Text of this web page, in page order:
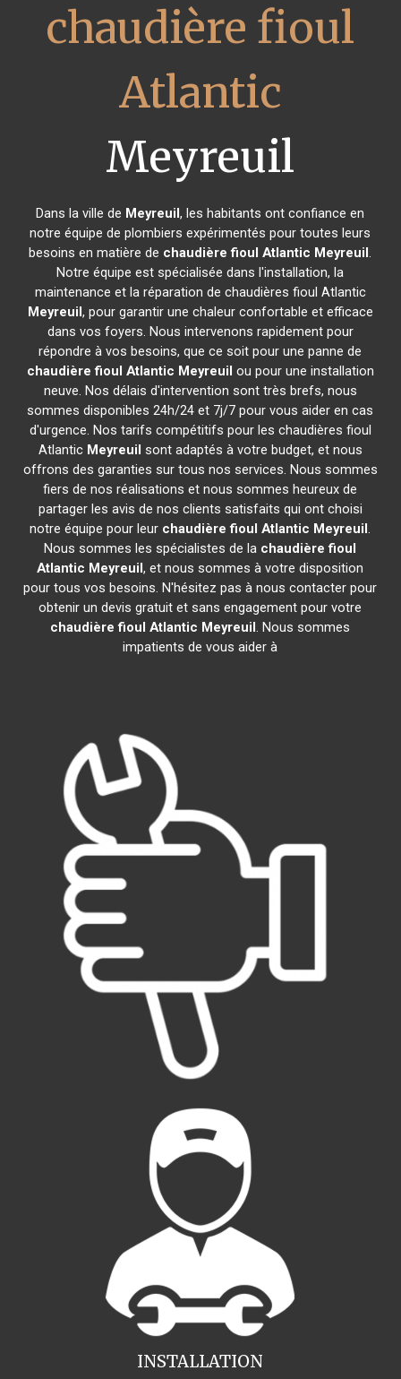
chaudière fioul
Atlantic
Meyreuil
Dans la ville de Meyreuil, les habitants ont confiance en
notre équipe de plombiers expérimentés pour toutes leurs
besoins en matière de chaudière fioul Atlantic Meyreuil.
Notre équipe est spécialisée dans l'installation, la
maintenance et la réparation de chaudières fioul Atlantic
Meyreuil, pour garantir une chaleur confortable et efficace
dans vos foyers. Nous intervenons rapidement pour
répondre à vos besoins, que ce soit pour une panne de
chaudière fioul Atlantic Meyreuil ou pour une installation
neuve. Nos délais d'intervention sont très brefs, nous
sommes disponibles 24h/24 et 7j/7 pour vous aider en cas
d'urgence. Nos tarifs compétitifs pour les chaudières fioul
Atlantic Meyreuil sont adaptés à votre budget, et nous
offrons des garanties sur tous nos services. Nous sommes
fiers de nos réalisations et nous sommes heureux de
partager les avis de nos clients satisfaits qui ont choisi
notre équipe pour leur chaudière fioul Atlantic Meyreuil.
Nous sommes les spécialistes de la chaudière fioul
Atlantic Meyreuil, et nous sommes à votre disposition
pour tous vos besoins. N'hésitez pas à nous contacter pour
obtenir un devis gratuit et sans engagement pour votre
chaudière fioul Atlantic Meyreuil. Nous sommes
impatients de vous aider à
INSTALLATION